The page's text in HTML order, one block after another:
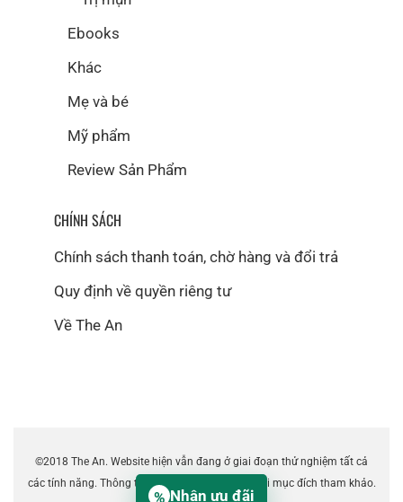
Ebooks
Khác
Mẹ và bé
Mỹ phẩm
Review Sản Phẩm
CHÍNH SÁCH
Chính sách thanh toán, chờ hàng và đổi trả
Quy định về quyền riêng tư
Về The An
©2018 The An. Website hiện vẫn đang ở giai đoạn thử nghiệm tất cả
các tính năng. Thông tin trên website chỉ dùng với mục đích tham khảo.
% Nhận ưu đãi